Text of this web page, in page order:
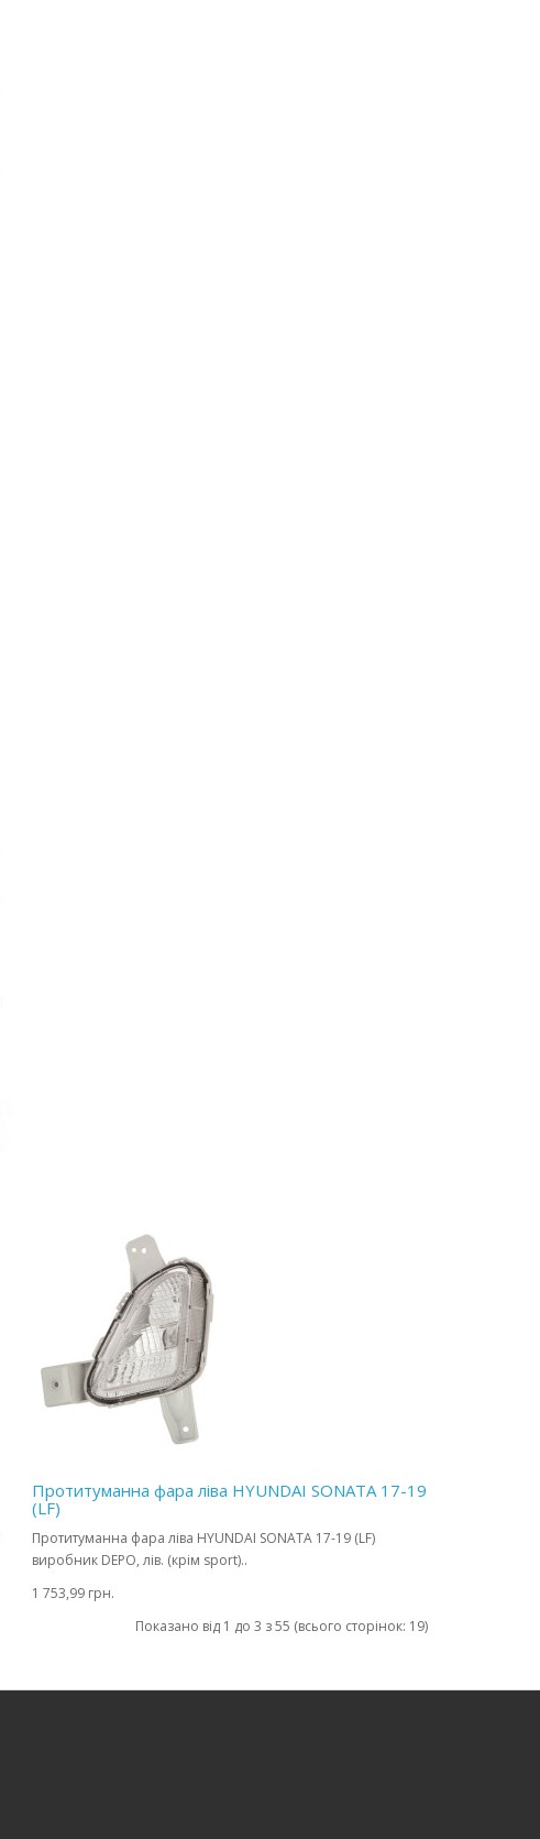
Протитуманна фара ліва HYUNDAI SONATA 17-19
(LF)
Протитуманна фара ліва HYUNDAI SONATA 17-19 (LF)
виробник DEPO, лів. (крім sport)..
1 753,99 грн.
Показано від 1 до 3 з 55 (всього сторінок: 19)